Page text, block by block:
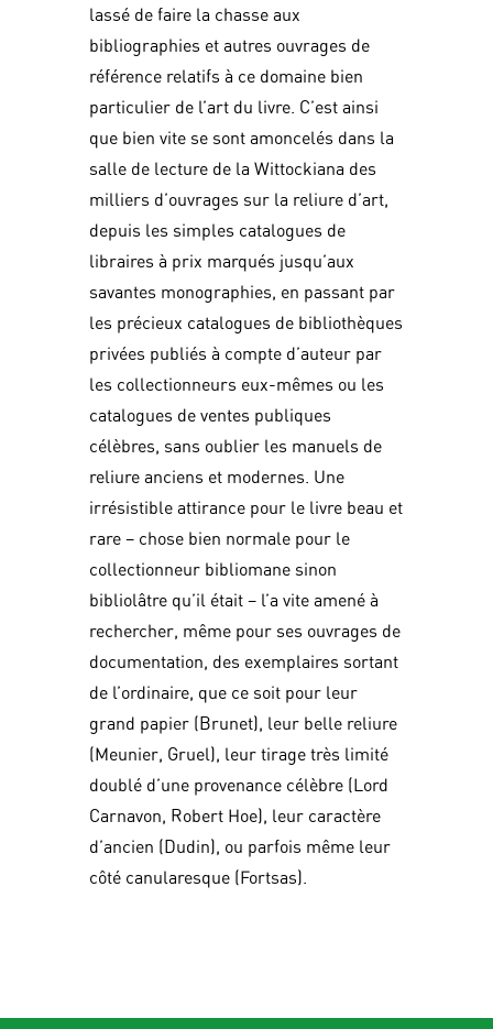
lassé de faire la chasse aux
bibliographies et autres ouvrages de
référence relatifs à ce domaine bien
particulier de l’art du livre. C’est ainsi
que bien vite se sont amoncelés dans la
salle de lecture de la Wittockiana des
milliers d’ouvrages sur la reliure d’art,
depuis les simples catalogues de
libraires à prix marqués jusqu’aux
savantes monographies, en passant par
les précieux catalogues de bibliothèques
privées publiés à compte d’auteur par
les collectionneurs eux-mêmes ou les
catalogues de ventes publiques
célèbres, sans oublier les manuels de
reliure anciens et modernes. Une
irrésistible attirance pour le livre beau et
rare – chose bien normale pour le
collectionneur bibliomane sinon
bibliolâtre qu’il était – l’a vite amené à
rechercher, même pour ses ouvrages de
documentation, des exemplaires sortant
de l’ordinaire, que ce soit pour leur
grand papier (Brunet), leur belle reliure
(Meunier, Gruel), leur tirage très limité
doublé d’une provenance célèbre (Lord
Carnavon, Robert Hoe), leur caractère
d’ancien (Dudin), ou parfois même leur
côté canularesque (Fortsas).